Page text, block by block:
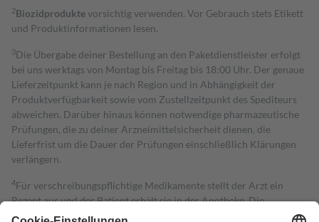
2Biozidproduktevorsichtig verwenden. Vor Gebrauch stets Etikett
und Produktinformationen lesen.
3Die Übergabe deiner Bestellung an den Paketdienstleister erfolgt
bei uns werktags von Montag bis Freitag bis 18:00 Uhr. Der genaue
Lieferzeitpunkt kann je nach Region und in Abhängigkeit der
Produktverfügbarkeit sowie vom Zustellzeitpunkt des Spediteurs
abweichen. Darüber hinaus können notwendige pharmazeutische
Prüfungen, die zu deiner Arzneimittelsicherheit dienen, die
Lieferfrist um die Dauer der Prüfungen einschließlich Klärungen
verlängern.
4Für verschreibungspflichtige Medikamente stellt der Arzt ein
Rezept aus und der Patient erhält sie in der Apotheke. Die
gesetzliche Krankenversicherung übernimmt in der Regel die